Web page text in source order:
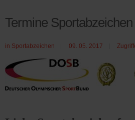
Termine
in Sportabzeichen 09. 05. 2017